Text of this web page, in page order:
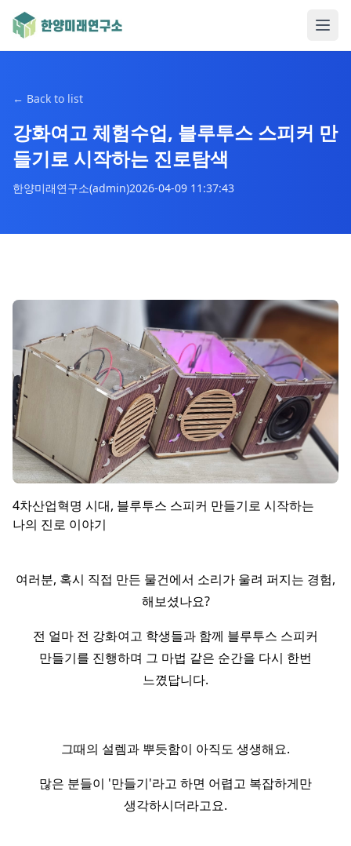
← Back to list
강화여고 체험수업, 블루투스 스피커 만
들기로 시작하는 진로탐색
한양미래연구소(admin)2026-04-09 11:37:43
4차산업혁명 시대, 블루투스 스피커 만들기로 시작하는
나의 진로 이야기
여러분, 혹시 직접 만든 물건에서 소리가 울려 퍼지는 경험,
해보셨나요?
전 얼마 전 강화여고 학생들과 함께 블루투스 스피커
만들기를 진행하며 그 마법 같은 순간을 다시 한번
느꼈답니다.
그때의 설렘과 뿌듯함이 아직도 생생해요.
많은 분들이 '만들기'라고 하면 어렵고 복잡하게만
생각하시더라고요.